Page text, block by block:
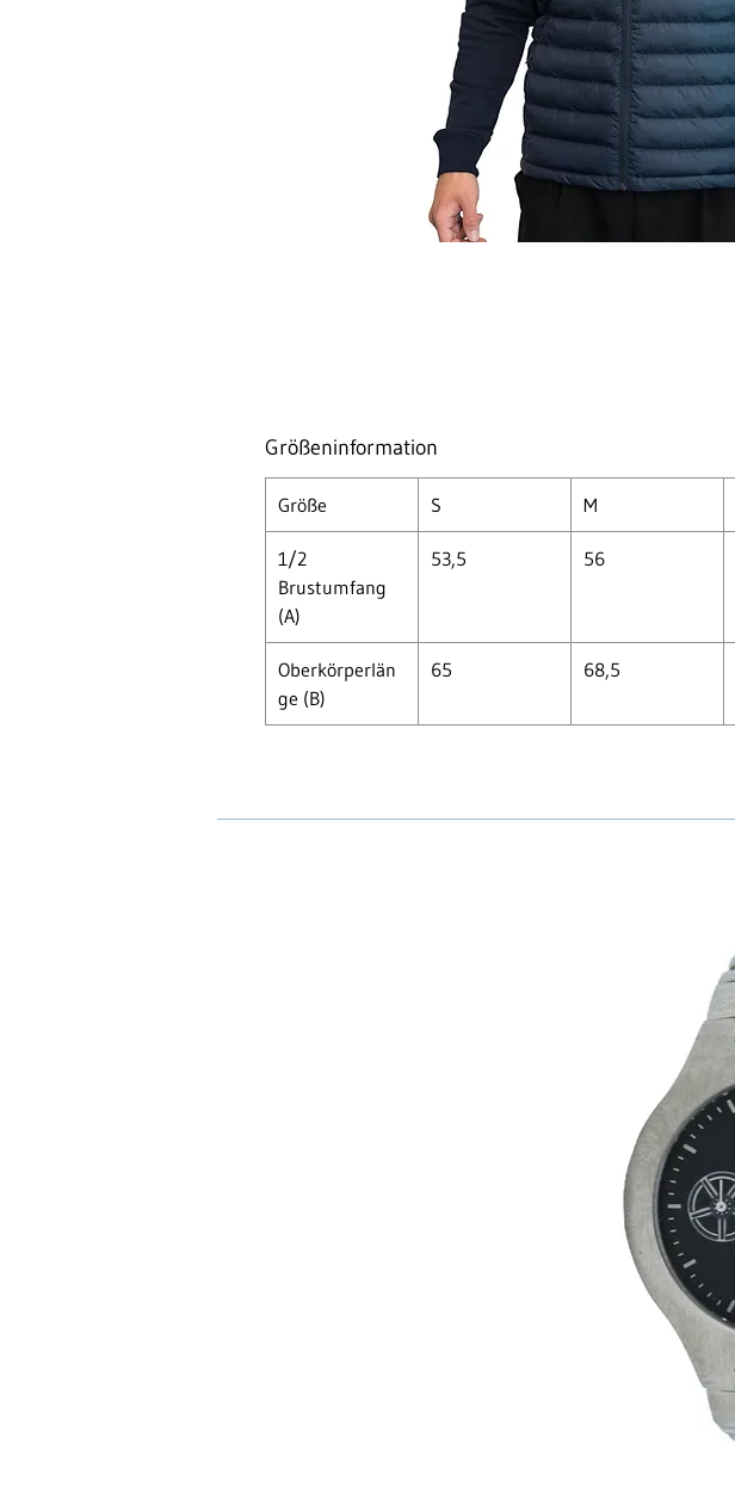
Größeninformation
Größe S M
1/2
Brustumfang
(A)
53,5 56
Oberkörperlän
ge (B)
65 68,5